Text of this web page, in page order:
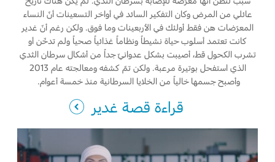
الأسئلة الشائعة
عائلي من المرض وكان التفكير السائد في أواخر التسعينات أنّ النساء
المعرّضات هن فقط أولئك في الأربعينات وما فوق. ولكن رغم أنّ غدير
كانت تعتمد أسلوب حياة نشيطاً ونظاماً غذائياً صحياً ولم تدخّن أو
تشرب الكحول قط، أصيبت بشكل عدوانيّ جداً من أشكال سرطان الثدي
الذي استفحل بوتيرة مرعبة. ولكن تمّ كشفه ومعالجته عام 2013
وأصبح جسمها خالياً من الخلايا السرطانية منذ خمسة أعوام.
قراءة قصة غدير